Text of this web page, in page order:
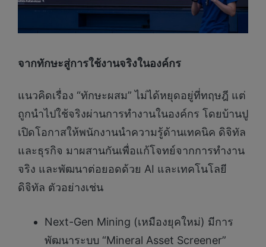
จากทักษะสู่การใช้งานจริงในองค์กร
แนวคิดเรื่อง “ทักษะผสม” ไม่ได้หยุดอยู่ที่ทฤษฎี แต่
ถูกนำไปใช้จริงผ่านการทำงานในองค์กร โดยบ้านปู
เปิดโอกาสให้พนักงานนำความรู้ด้านเทคนิค ดิจิทัล
และธุรกิจ มาผสานกันเพื่อแก้โจทย์จากการทำงาน
จริง และพัฒนาต่อยอดด้วย AI และเทคโนโลยี
ดิจิทัล ตัวอย่างเช่น
Next-Gen Mining (เหมืองยุคใหม่) มีการ
พัฒนาระบบ “Mineral Asset Screener”